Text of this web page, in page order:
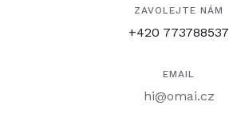
ZAVOLEJTE NÁM
+420 773788537
EMAIL
hi@omai.cz